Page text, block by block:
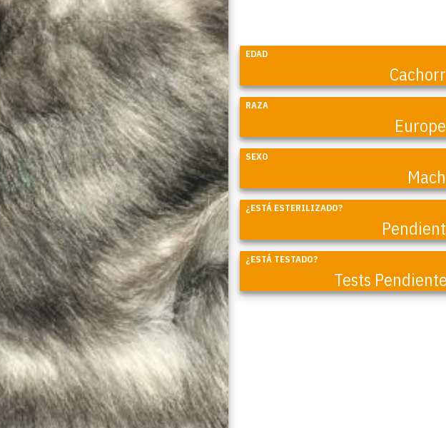
EDAD
RAZA
SEXO
¿ESTÁ ESTERILIZADO?
¿ESTÁ TESTADO?
Tests
Coral